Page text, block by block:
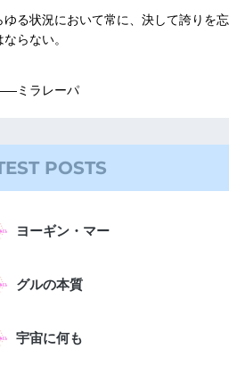
る状況において常に、決して誇りを忘
らない。
ラレーパ
POSTS
ヨーギン・マー
グルの本質
宇宙に何も